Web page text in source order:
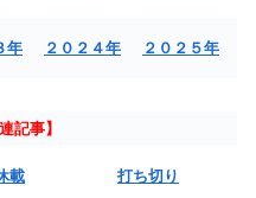
年 ２０２４年 ２０２５年
記事】
載 打ち切り